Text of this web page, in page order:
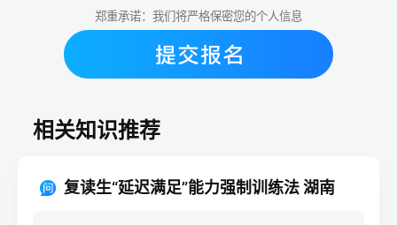
郑重承诺：我们将严格保密您的个人信息
相关知识推荐
复读生“延迟满足”能力强制训练法 湖南